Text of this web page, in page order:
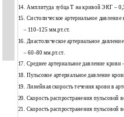
14. Амплитуда зубца Т на кривой ЭКГ –
15. Систолическое артериальное давление
– 110–125 мм.рт.ст.
16. Диастолическое артериальное
– 60–80мм.рт.ст.
17. Среднее артериальное давление крови
18. Пульсовое артериальное давление
19. Линейная скорость течения крови в
20. Скорость распространения пульсовой
21. Скорость распространения пульсовой